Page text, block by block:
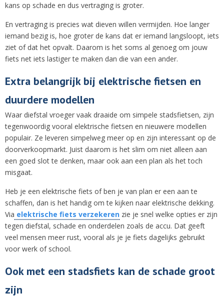
kans op schade en dus vertraging is groter.
En vertraging is precies wat dieven willen vermijden. Hoe langer
iemand bezig is, hoe groter de kans dat er iemand langsloopt, iets
ziet of dat het opvalt. Daarom is het soms al genoeg om jouw
fiets net iets lastiger te maken dan die van een ander.
Extra belangrijk bij elektrische fietsen en
duurdere modellen
Waar diefstal vroeger vaak draaide om simpele stadsfietsen, zijn
tegenwoordig vooral elektrische fietsen en nieuwere modellen
populair. Ze leveren simpelweg meer op en zijn interessant op de
doorverkoopmarkt. Juist daarom is het slim om niet alleen aan
een goed slot te denken, maar ook aan een plan als het toch
misgaat.
Heb je een elektrische fiets of ben je van plan er een aan te
schaffen, dan is het handig om te kijken naar elektrische dekking.
Via elektrische fiets verzekeren zie je snel welke opties er zijn
tegen diefstal, schade en onderdelen zoals de accu. Dat geeft
veel mensen meer rust, vooral als je je fiets dagelijks gebruikt
voor werk of school.
Ook met een stadsfiets kan de schade groot
zijn